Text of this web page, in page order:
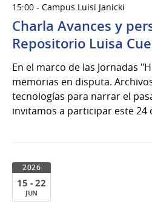
de
Jun
del
2026
15:00 - Campus Luisi Janicki
Charla Avances y
Repositorio Luisa
En el marco de las Jornadas
memorias en disputa.
tecnologías para narrar el
invitamos a participar este 24
2026
15 - 22
JUN